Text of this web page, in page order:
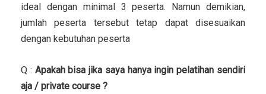
ideal dengan minimal 3 peserta. Namun demikian,
jumlah peserta tersebut tetap dapat disesuaikan
dengan kebutuhan peserta
Q : Apakah bisa jika saya hanya ingin pelatihan sendiri
aja / private course ?